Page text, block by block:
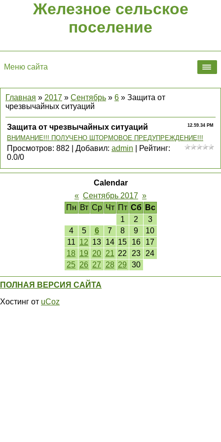
Железное сельское
поселение
Меню сайта
Главная » 2017 » Сентябрь » 6 » Защита от
чрезвычайных ситуаций
12.59.34 PM
Защита от чрезвычайных ситуаций
ВНИМАНИЕ!!! ПОЛУЧЕНО ШТОРМОВОЕ ПРЕДУПРЕЖДЕНИЕ!!!
Просмотров: 882 Добавил: admin Рейтинг:
0.0/0
Calendar
« Сентябрь 2017 »
Пн Вт Ср Чт Пт Сб
Вс
1
2
3
4
5 6 7 8 9
10
11 12 13 14 15 16
17
18 19 20 21 22 23
24
25 26 27 28 29 30
ПОЛНАЯ ВЕРСИЯ САЙТА
Хостинг от uCoz